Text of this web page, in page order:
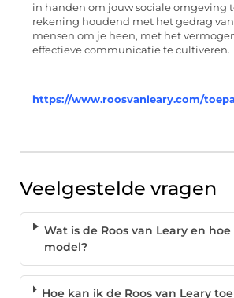
in handen om jouw sociale omgeving
rekening houdend met het gedrag
mensen om je heen, met het
effectieve communicatie te cultiveren.
https://www.roosvanleary.com/
Veelgestelde vragen
Wat is de Roos van Leary en
model?
Hoe kan ik de Roos van Leary